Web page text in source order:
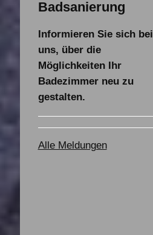
Badsanierung
Informieren Sie sich bei
uns, über die
Möglichkeiten Ihr
Badezimmer neu zu
gestalten.
Alle Meldungen